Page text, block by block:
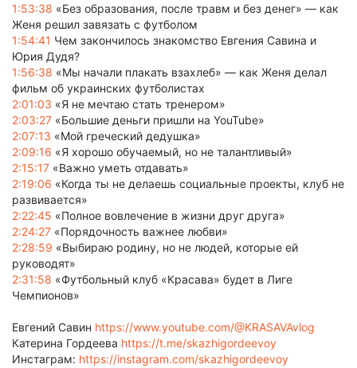
1:53:38 «Без образования, после травм и без денег» — как
Женя решил завязать с футболом
1:54:41 Чем закончилось знакомство Евгения Савина и
Юрия Дудя?
1:56:38 «Мы начали плакать взахлеб» — как Женя делал
фильм об украинских футболистах
2:01:03 «Я не мечтаю стать тренером»
2:03:27 «Большие деньги пришли на YouTube»
2:07:13 «Мой греческий дедушка»
2:09:16 «Я хорошо обучаемый, но не талантливый»
2:15:17 «Важно уметь отдавать»
2:19:06 «Когда ты не делаешь социальные проекты, клуб не
развивается»
2:22:45 «Полное вовлечение в жизни друг друга»
2:24:27 «Порядочность важнее любви»
2:28:59 «Выбираю родину, но не людей, которые ей
руководят»
2:31:58 «Футбольный клуб «Красава» будет в Лиге
Чемпионов»
Евгений Савин https://www.youtube.com/@KRASAVAvlog
Катерина Гордеева https://t.me/skazhigordeevoy
Инстаграм: https://instagram.com/skazhigordeevoy